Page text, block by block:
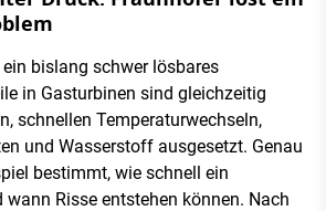
bislang schwer lösbares
in Gasturbinen sind gleichzeitig
schnellen Temperaturwechseln,
und Wasserstoff ausgesetzt. Genau
bestimmt, wie schnell ein
Risse entstehen können. Nach